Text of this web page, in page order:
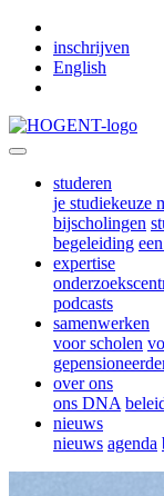
inschrijven
English
studeren
je studiekeuze
bijscholingen
begeleiding
expertise
podcasts
samenwerken
voor scholen
over ons
ons DNA
nieuws
nieuws agenda